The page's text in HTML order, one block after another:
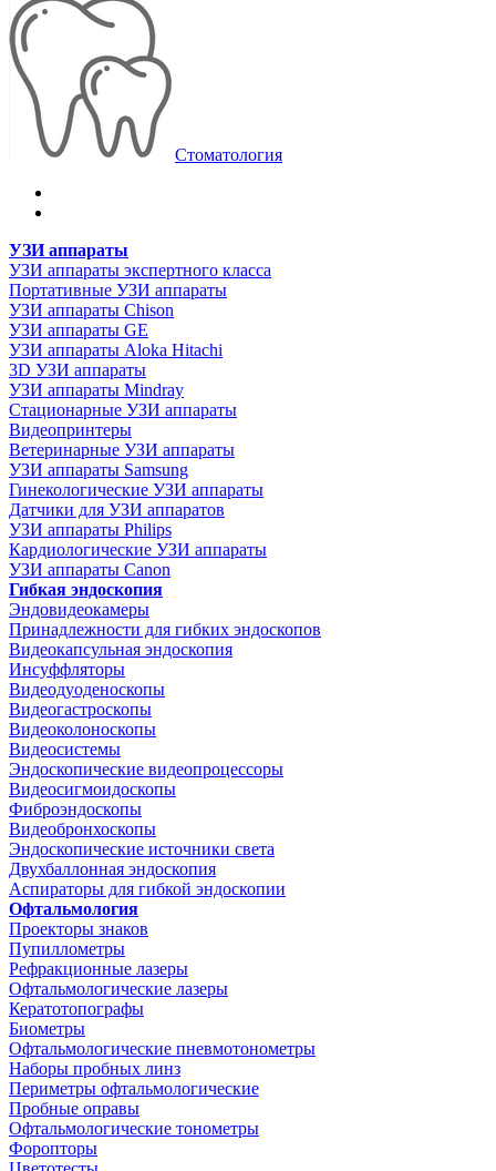
Стоматология
УЗИ аппараты
УЗИ аппараты экспертного класса
Портативные УЗИ аппараты
УЗИ аппараты Chison
УЗИ аппараты GE
УЗИ аппараты Aloka Hitachi
3D УЗИ аппараты
УЗИ аппараты Mindray
Стационарные УЗИ аппараты
Видеопринтеры
Ветеринарные УЗИ аппараты
УЗИ аппараты Samsung
Гинекологические УЗИ аппараты
Датчики для УЗИ аппаратов
УЗИ аппараты Philips
Кардиологические УЗИ аппараты
УЗИ аппараты Canon
Гибкая эндоскопия
Эндовидеокамеры
Принадлежности для гибких эндоскопов
Видеокапсульная эндоскопия
Инсуффляторы
Видеодуоденоскопы
Видеогастроскопы
Видеоколоноскопы
Видеосистемы
Эндоскопические видеопроцессоры
Видеосигмоидоскопы
Фиброэндоскопы
Видеобронхоскопы
Эндоскопические источники света
Двухбаллонная эндоскопия
Аспираторы для гибкой эндоскопии
Офтальмология
Проекторы знаков
Пупиллометры
Рефракционные лазеры
Офтальмологические лазеры
Кератотопографы
Биометры
Офтальмологические пневмотонометры
Наборы пробных линз
Периметры офтальмологические
Пробные оправы
Офтальмологические тонометры
Форопторы